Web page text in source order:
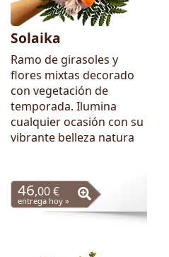
Solaika
Ramo de girasoles y
flores mixtas decorado
con vegetación de
temporada. Ilumina
cualquier ocasión con su
vibrante belleza natura
46,00 €
entrega hoy »